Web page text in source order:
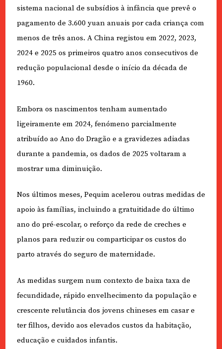
sistema nacional de subsídios à infância que prevê o
pagamento de 3.600 yuan anuais por cada criança com
menos de três anos. A China registou em 2022, 2023,
2024 e 2025 os primeiros quatro anos consecutivos de
redução populacional desde o início da década de
1960.
Embora os nascimentos tenham aumentado
ligeiramente em 2024, fenómeno parcialmente
atribuído ao Ano do Dragão e a gravidezes adiadas
durante a pandemia, os dados de 2025 voltaram a
mostrar uma diminuição.
Nos últimos meses, Pequim acelerou outras medidas de
apoio às famílias, incluindo a gratuitidade do último
ano do pré-escolar, o reforço da rede de creches e
planos para reduzir ou comparticipar os custos do
parto através do seguro de maternidade.
As medidas surgem num contexto de baixa taxa de
fecundidade, rápido envelhecimento da população e
crescente relutância dos jovens chineses em casar e
ter filhos, devido aos elevados custos da habitação,
educação e cuidados infantis.